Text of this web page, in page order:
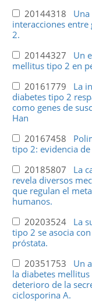
20144318
interacciones
2.
20144327 Un
mellitus tipo 2 en
20161779 La
diabetes tipo 2
como genes de
Han
20167458
tipo 2: evidencia
20185807 La
revela diversos
que regulan el
humanos.
20203524 La
tipo 2 se asocia
próstata.
20351753 Un
la diabetes
deterioro de la
ciclosporina A.